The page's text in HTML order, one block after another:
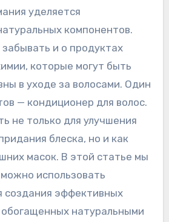
уделяется
компонентов.
и о продуктах
которые могут быть
в уходе за волосами. Один
— кондиционер для волос.
не только для улучшения
блеска, но и как
масок. В этой статье мы
использовать
создания эффективных
обогащенных натуральными